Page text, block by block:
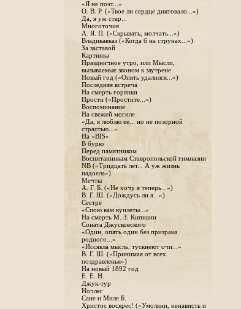
«Я не поэт...»
О. В. Р. («Твое ли сердце диктовало...»)
Да, я уж стар...
Многоточия
А. Я. П. («Скрывать, молчать...»)
Владикавказ («Когда б на струнах...»)
За заставой
Картинка
Праздничное утро, или Мысли,
вызываемые звоном к заутрене
Новый год («Опять удалился...»)
Последняя встреча
На смерть горянки
Прости («Простите...»)
Воспоминание
На свежей могиле
«Да, я люблю ее... но не позорной
страстью...»
На «BIS»
В бурю
Перед памятником
Воспитанникам Ставропольской гимназии
NB («Тридцать лет... А уж жизнь
надоела»)
Мечты
А. Г. Б. («Не хочу я теперь...»)
В. Г. Ш. («Дождусь ли я...»)
Сестре
«Спою вам куплеты...»
На смерть М. З. Кипиани
Соната Джусковского
«Один, опять один без призрака
родного...»
«Иссякла мысль, тускнеют очи...»
В. Г. Ш. («Принимая от всех
поздравленья»)
На новый 1892 год
Е. Е. Н.
Джук-тур
Ночлег
Сане и Миле Б.
Христос воскрес! («Умолкни, ненависть и